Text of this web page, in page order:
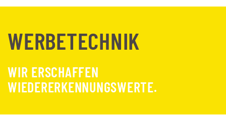
WERBETECHNIK
WIR ERSCHAFFEN
WIEDERERKENNUNGSWERTE.